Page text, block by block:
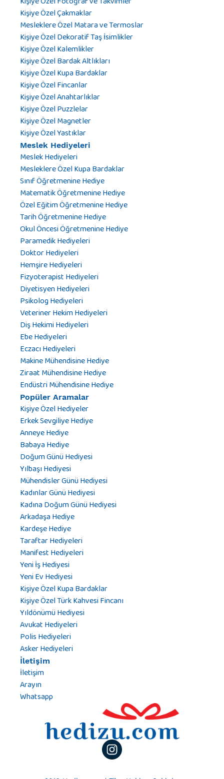
Kişiye Özel Çakmaklar
Mesleklere Özel Matara ve Termoslar
Kişiye Özel Dekoratif Taş İsimlikler
Kişiye Özel Kalemlikler
Kişiye Özel Bardak Altlıkları
Kişiye Özel Kupa Bardaklar
Kişiye Özel Fincanlar
Kişiye Özel Anahtarlıklar
Kişiye Özel Puzzlelar
Kişiye Özel Magnetler
Kişiye Özel Yastıklar
Meslek Hediyeleri
Meslek Hediyeleri
Mesleklere Özel Kupa Bardaklar
Sınıf Öğretmenine Hediye
Matematik Öğretmenine Hediye
Özel Eğitim Öğretmenine Hediye
Tarih Öğretmenine Hediye
Okul Öncesi Öğretmenine Hediye
Paramedik Hediyeleri
Doktor Hediyeleri
Hemşire Hediyeleri
Fizyoterapist Hediyeleri
Diyetisyen Hediyeleri
Psikolog Hediyeleri
Veteriner Hekim Hediyeleri
Diş Hekimi Hediyeleri
Ebe Hediyeleri
Eczacı Hediyeleri
Makine Mühendisine Hediye
Ziraat Mühendisine Hediye
Endüstri Mühendisine Hediye
Popüler Aramalar
Kişiye Özel Hediyeler
Erkek Sevgiliye Hediye
Anneye Hediye
Babaya Hediye
Doğum Günü Hediyesi
Yılbaşı Hediyesi
Mühendisler Günü Hediyesi
Kadınlar Günü Hediyesi
Kadına Doğum Günü Hediyesi
Arkadaşa Hediye
Kardeşe Hediye
Taraftar Hediyeleri
Manifest Hediyeleri
Yeni İş Hediyesi
Yeni Ev Hediyesi
Kişiye Özel Kupa Bardaklar
Kişiye Özel Türk Kahvesi Fincanı
Yıldönümü Hediyesi
Avukat Hediyeleri
Polis Hediyeleri
Asker Hediyeleri
İletişim
İletişim
Arayın
Whatsapp